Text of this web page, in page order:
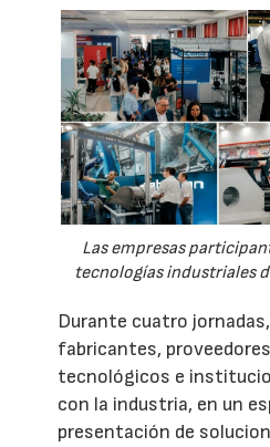
Las empresas
tecnologías industriales
Durante cuatro
fabricantes,
tecnológicos e
con la industria, en un
presentación de